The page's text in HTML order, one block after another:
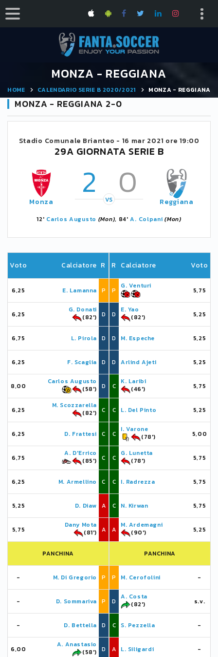
MONZA - REGGIANA
HOME CALENDARIO SERIE B 2020/2021 MONZA - REGGIANA
MONZA - REGGIANA 2-0
Stadio Comunale Brianteo - 16 mar 2021 ore 19:00
29A GIORNATA SERIE B
Monza 2 0
VS Reggiana
12' Carlos Augusto (Mon), 84'A. Colpani (Mon)
Voto Calciatore R
6,25 E. Lamanna P
6,25
G. Donati
(82')
D
6,75 L. Pirola D
6,25 F. Scaglia D
8,00
Carlos Augusto
(58')
D
6,25
M. Scozzarella
(82')
C
6,25 D. Frattesi C
6,75
A. D'Errico
(85')
C
6,25 M. Armellino C
5,25 D. Diaw A
5,75
Dany Mota
(81')
A
PANCHINA
- M. Di Gregorio P
- D. Sommariva P
- D. Bettella D
6,00
A. Anastasio
(58')
D
R Calciatore Voto
P
G. Venturi
5,75
D
E. Yao
(82')
5,25
D M. Espeche 5,25
D Arlind Ajeti 5,25
C
K. Laribi
(46')
5,75
C L. Del Pinto 5,25
C
I. Varone
(78')
5,00
C
G. Lunetta
(78')
5,75
C I. Radrezza 5,75
C N. Kirwan 5,75
A
M. Ardemagni
(90')
5,25
PANCHINA
P M. Cerofolini -
D
A. Costa
(82')
s.v.
C S. Pezzella -
A L. Siligardi -